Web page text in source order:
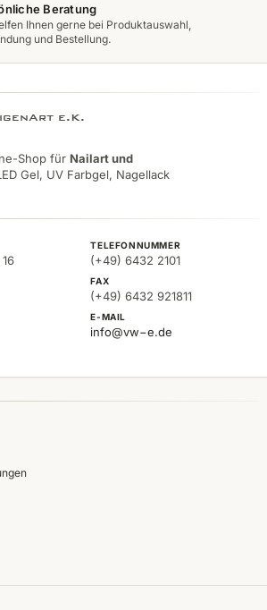
Beratung
Ihnen gerne bei Produktauswahl,
und Bestellung.
e.K.
Shop für Nailart und
Gel, UV Farbgel, Nagellack
TELEFONNUMMER
(+49) 6432 2101
FAX
(+49) 6432 921811
E-MAIL
info@vw−e.de